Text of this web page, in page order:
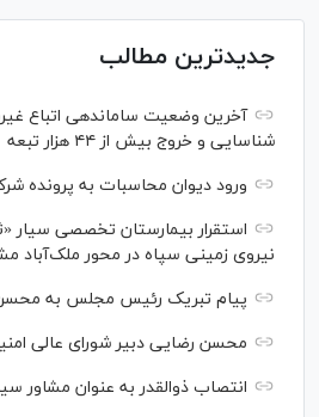
جدیدترین مطالب
آخرین وضعیت ساماندهی اتباع
شناسایی و خروج بیش از ۴۴ هزار تبعه
ورود دیوان محاسبات به پرونده
استقرار بیمارستان تخصصی سیار
نیروی زمینی سپاه در محور ملک‌آباد
پیام تبریک رئیس مجلس به محسن
محسن رضایی دبیر شورای عالی
انتصاب ذوالقدر به عنوان مشاور